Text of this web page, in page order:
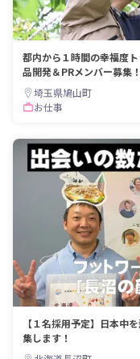
都内から１時間の幸福度
品開発＆PRメンバー募集！
埼玉県鳩山町
お仕事
【１名採用予定】日本中
集します！